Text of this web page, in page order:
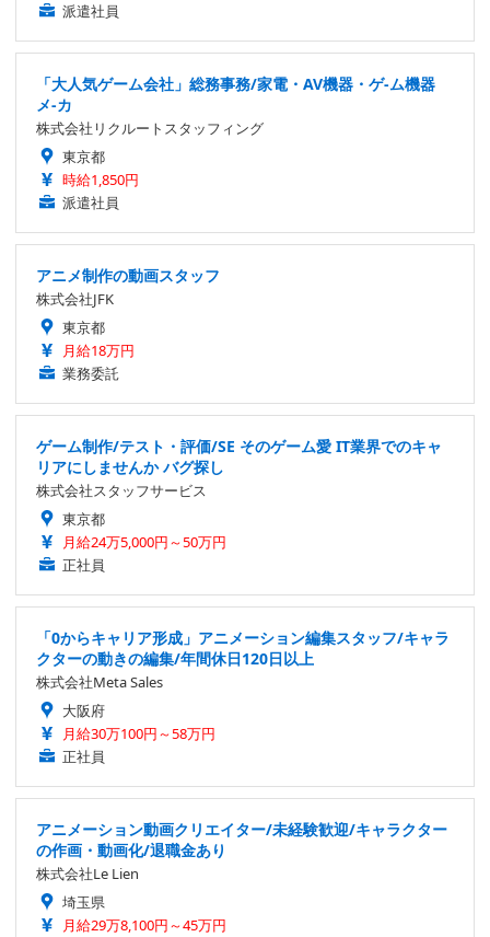
派遣社員
「大人気ゲーム会社」総務事務/家電・AV機器・ゲ-ム機器
メ-カ
株式会社リクルートスタッフィング
東京都
時給1,850円
派遣社員
アニメ制作の動画スタッフ
株式会社JFK
東京都
月給18万円
業務委託
ゲーム制作/テスト・評価/SE そのゲーム愛 IT業界でのキャ
リアにしませんか バグ探し
株式会社スタッフサービス
東京都
月給24万5,000円～50万円
正社員
「0からキャリア形成」アニメーション編集スタッフ/キャラ
クターの動きの編集/年間休日120日以上
株式会社Meta Sales
大阪府
月給30万100円～58万円
正社員
アニメーション動画クリエイター/未経験歓迎/キャラクター
の作画・動画化/退職金あり
株式会社Le Lien
埼玉県
月給29万8,100円～45万円